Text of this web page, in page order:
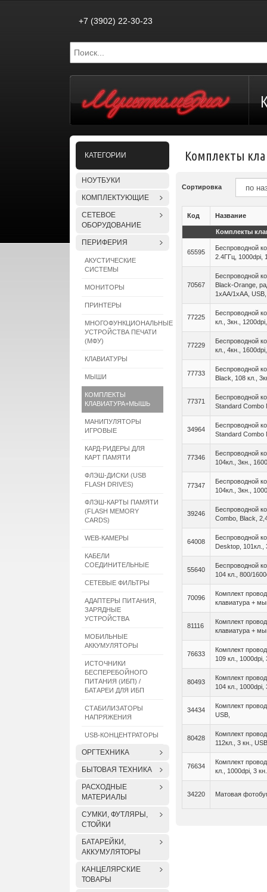
+7 (3902) 22-30-23
КАТЕГОРИИ
НОУТБУКИ
КОМПЛЕКТУЮЩИЕ
СЕТЕВОЕ
ОБОРУДОВАНИЕ
ПЕРИФЕРИЯ
АКУСТИЧЕСКИЕ
СИСТЕМЫ
МОНИТОРЫ
ПРИНТЕРЫ
МНОГОФУНКЦИОНАЛЬНЫЕ
УСТРОЙСТВА ПЕЧАТИ
(МФУ)
КЛАВИАТУРЫ
МЫШИ
КОМПЛЕКТЫ
КЛАВИАТУРА+МЫШЬ
МАНИПУЛЯТОРЫ
ИГРОВЫЕ
КАРД-РИДЕРЫ ДЛЯ
КАРТ ПАМЯТИ
ФЛЭШ-ДИСКИ (USB
FLASH DRIVES)
ФЛЭШ-КАРТЫ ПАМЯТИ
(FLASH MEMORY
CARDS)
WEB-КАМЕРЫ
КАБЕЛИ
СОЕДИНИТЕЛЬНЫЕ
СЕТЕВЫЕ ФИЛЬТРЫ
АДАПТЕРЫ ПИТАНИЯ,
ЗАРЯДНЫЕ
УСТРОЙСТВА
МОБИЛЬНЫЕ
АККУМУЛЯТОРЫ
ИСТОЧНИКИ
БЕСПЕРЕБОЙНОГО
ПИТАНИЯ (ИБП) /
БАТАРЕИ ДЛЯ ИБП
СТАБИЛИЗАТОРЫ
НАПРЯЖЕНИЯ
USB-КОНЦЕНТРАТОРЫ
ОРГТЕХНИКА
БЫТОВАЯ ТЕХНИКА
РАСХОДНЫЕ
МАТЕРИАЛЫ
СУМКИ, ФУТЛЯРЫ,
СТОЙКИ
БАТАРЕЙКИ,
АККУМУЛЯТОРЫ
КАНЦЕЛЯРСКИЕ
ТОВАРЫ
Комплекты
Сортировка
Код Название
Комплекты
65595
Беспроводной
2.4ГГц, 1000dpi,
70567
Беспроводной
Black-Orange,
1xAA/1xAA, USB,
77225
Беспроводной
кл., 3кн.,
77229
Беспроводной
кл., 4кн.,
77733
Беспроводной
Black, 108 кл.,
77371
Беспроводной
Standard Combo
34964
Беспроводной
Standard Combo
77346
Беспроводной
104кл., 3кн.,
77347
Беспроводной
104кл., 3кн.,
39246
Беспроводной
Combo, Black,
64008
Беспроводной
Desktop, 101кл.,
55640
Беспроводной
104 кл., 800/
70096
Комплект
клавиатура +
81116
Комплект
клавиатура +
76633
Комплект
109 кл., 1000dpi,
80493
Комплект
104 кл., 1000dpi,
34434
Комплект
USB,
80428
Комплект
112кл., 3 кн.,
76634
Комплект
кл., 1000dpi, 3
34220 Матовая